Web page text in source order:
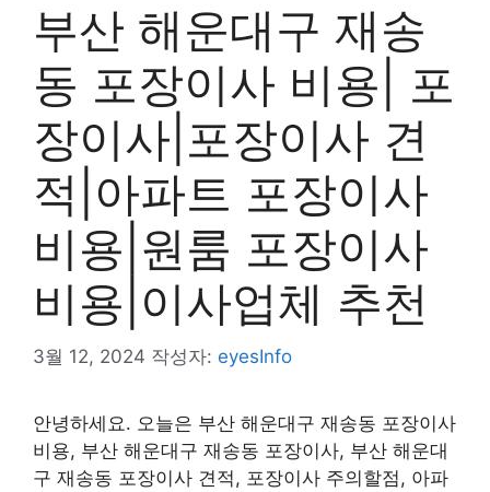
부산 해운대구 재송
동 포장이사 비용| 포
장이사|포장이사 견
적|아파트 포장이사
비용|원룸 포장이사
비용|이사업체 추천
3월 12, 2024 작성자: eyesInfo
안녕하세요. 오늘은 부산 해운대구 재송동 포장이사
비용, 부산 해운대구 재송동 포장이사, 부산 해운대
구 재송동 포장이사 견적, 포장이사 주의할점, 아파